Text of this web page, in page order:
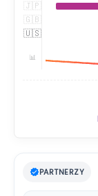
🇯🇵
🇬🇧
🇺🇸
📊
PARTNERZY